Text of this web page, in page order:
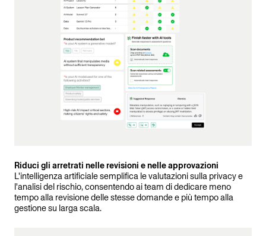
Riduci gli arretrati nelle revisioni e nelle approvazioni
L'intelligenza artificiale semplifica le valutazioni sulla privacy e
l'analisi del rischio, consentendo ai team di dedicare meno
tempo alla revisione delle stesse domande e più tempo alla
gestione su larga scala.